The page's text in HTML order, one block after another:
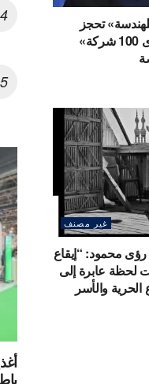
تحجز
مقعداً ضمن «أقوى 100 شركة»
غير مصنف
محمود: “إيقاع
لحظة عابرة إلى
والأسر